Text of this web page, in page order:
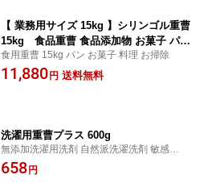
【 業務用サイズ 15kg 】シリンゴル重曹
15kg 食品重曹 食品添加物 お菓子 パン
アク抜き 消臭 研磨剤 油汚れ 靴 脱臭 消
臭
食用重曹 15kg パン お菓子 料理 お掃除
11,880 円 送料無料
洗濯用重曹プラス 600g
無添加洗濯用洗剤 自然派洗濯洗剤 敏感肌用
洗濯洗剤 赤ちゃん衣類洗剤 すすぎ1回 柔
軟成分 粉末
658 円